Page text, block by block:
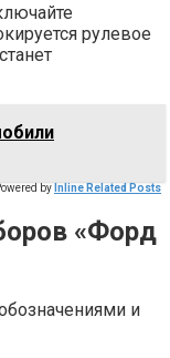
рулевое
by Inline Related Posts
«Форд
и